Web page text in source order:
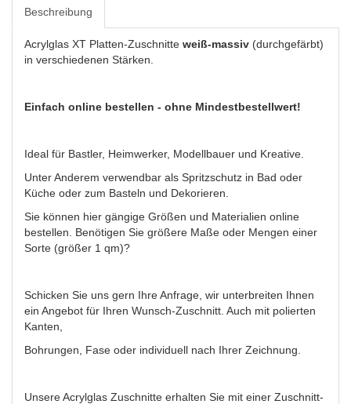
Beschreibung
Acrylglas XT Platten-Zuschnitte weiß-massiv (durchgefärbt)
in verschiedenen Stärken.
Einfach online bestellen - ohne Mindestbestellwert!
Ideal für Bastler, Heimwerker, Modellbauer und Kreative.
Unter Anderem verwendbar als Spritzschutz in Bad oder
Küche oder zum Basteln und Dekorieren.
Sie können hier gängige Größen und Materialien online
bestellen. Benötigen Sie größere Maße oder Mengen einer
Sorte (größer 1 qm)?
Schicken Sie uns gern Ihre Anfrage, wir unterbreiten Ihnen
ein Angebot für Ihren Wunsch-Zuschnitt. Auch mit polierten
Kanten,
Bohrungen, Fase oder individuell nach Ihrer Zeichnung.
Unsere Acrylglas Zuschnitte erhalten Sie mit einer Zuschnitt-